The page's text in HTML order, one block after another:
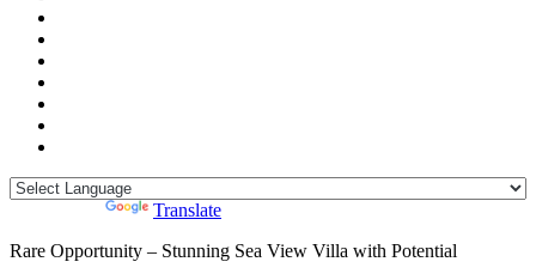
Translate
Rare Opportunity – Stunning Sea View Villa with Potential